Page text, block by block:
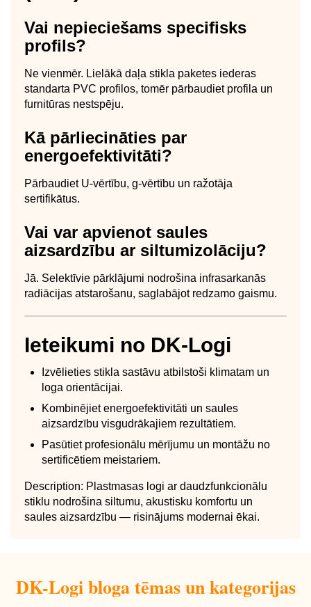
Vai nepieciešams specifisks
profils?
Ne vienmēr. Lielākā daļa stikla paketes iederas
standarta PVC profilos, tomēr pārbaudiet profila un
furnitūras nestspēju.
Kā pārliecināties par
energoefektivitāti?
Pārbaudiet U-vērtību, g-vērtību un ražotāja
sertifikātus.
Vai var apvienot saules
aizsardzību ar siltumizolāciju?
Jā. Selektīvie pārklājumi nodrošina infrasarkanās
radiācijas atstarošanu, saglabājot redzamo gaismu.
Ieteikumi no DK-Logi
Izvēlieties stikla sastāvu atbilstoši klimatam un
loga orientācijai.
Kombinējiet energoefektivitāti un saules
aizsardzību visgudrākajiem rezultātiem.
Pasūtiet profesionālu mērījumu un montāžu no
sertificētiem meistariem.
Description: Plastmasas logi ar daudzfunkcionālu
stiklu nodrošina siltumu, akustisku komfortu un
saules aizsardzību — risinājums modernai ēkai.
DK-Logi bloga tēmas un kategorijas